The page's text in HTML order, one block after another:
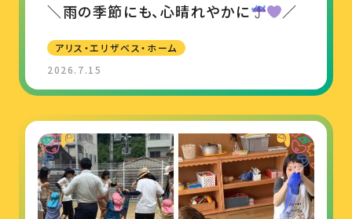
＼雨の季節にも、心晴れやかに ／
アリス・エリザベス・ホーム
2026.7.15